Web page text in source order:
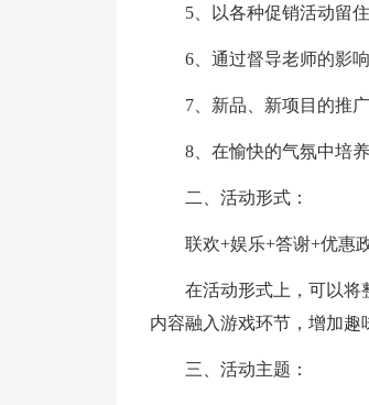
5、以各种促销活动留
6、通过督导老师的影
7、新品、新项目的推
8、在愉快的气氛中培
二、活动形式：
联欢+娱乐+答谢+优惠
在活动形式上，可以将
内容融入游戏环节，增加趣
三、活动主题：